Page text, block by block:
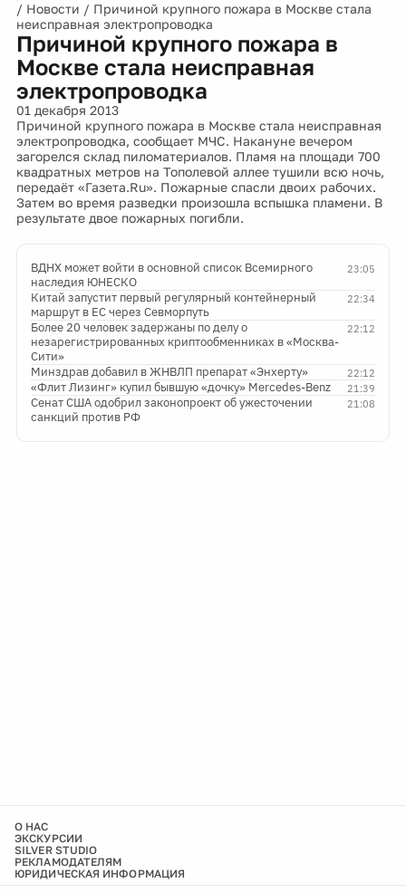
/ Новости / Причиной крупного пожара в Москве стала
неисправная электропроводка
Причиной крупного пожара в
Москве стала неисправная
электропроводка
01 декабря 2013
Причиной крупного пожара в Москве стала неисправная
электропроводка, сообщает МЧС. Накануне вечером
загорелся склад пиломатериалов. Пламя на площади 700
квадратных метров на Тополевой аллее тушили всю ночь,
передаёт «Газета.Ru». Пожарные спасли двоих рабочих.
Затем во время разведки произошла вспышка пламени. В
результате двое пожарных погибли.
23:05
ВДНХ может войти в основной список Всемирного
наследия ЮНЕСКО
22:34
Китай запустит первый регулярный контейнерный
маршрут в ЕС через Севморпуть
22:12
Более 20 человек задержаны по делу о
незарегистрированных криптообменниках в «Москва-
Сити»
22:12
Минздрав добавил в ЖНВЛП препарат «Энхерту»
21:39
«Флит Лизинг» купил бывшую «дочку» Mercedes-Benz
21:08
Сенат США одобрил законопроект об ужесточении
санкций против РФ
О НАС
ЭКСКУРСИИ
SILVER STUDIO
РЕКЛАМОДАТЕЛЯМ
ЮРИДИЧЕСКАЯ ИНФОРМАЦИЯ